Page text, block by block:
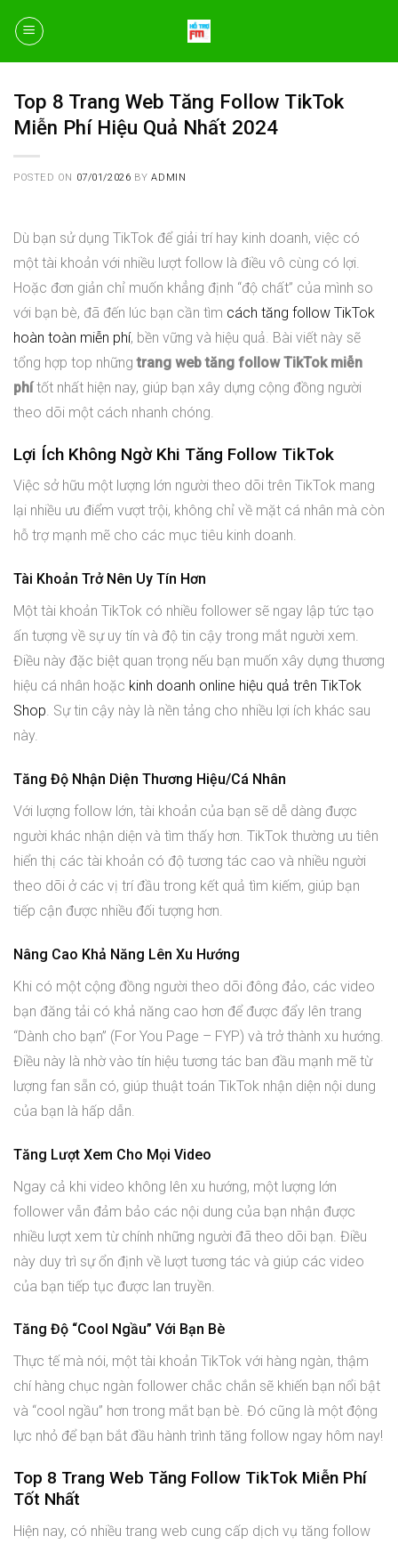
content
Top 8 Trang Web Tăng Follow TikTok
Miễn Phí Hiệu Quả Nhất 2024
POSTED ON 07/01/2026 BYADMIN
Dù bạn sử dụng TikTok để giải trí hay kinh doanh, việc có
một tài khoản với nhiều lượt follow là điều vô cùng có lợi.
Hoặc đơn giản chỉ muốn khẳng định “độ chất” của mình so
với bạn bè, đã đến lúc bạn cần tìm cách tăng follow TikTok
hoàn toàn miễn phí, bền vững và hiệu quả. Bài viết này sẽ
tổng hợp top nhữngtrang web tăng follow TikTok miễn
phítốt nhất hiện nay, giúp bạn xây dựng cộng đồng người
theo dõi một cách nhanh chóng.
Lợi Ích Không Ngờ Khi Tăng Follow TikTok
Việc sở hữu một lượng lớn người theo dõi trên TikTok mang
lại nhiều ưu điểm vượt trội, không chỉ về mặt cá nhân mà còn
hỗ trợ mạnh mẽ cho các mục tiêu kinh doanh.
Tài Khoản Trở Nên Uy Tín Hơn
Một tài khoản TikTok có nhiều follower sẽ ngay lập tức tạo
ấn tượng về sự uy tín và độ tin cậy trong mắt người xem.
Điều này đặc biệt quan trọng nếu bạn muốn xây dựng thương
hiệu cá nhân hoặc kinh doanh online hiệu quả trên TikTok
Shop. Sự tin cậy này là nền tảng cho nhiều lợi ích khác sau
này.
Tăng Độ Nhận Diện Thương Hiệu/Cá Nhân
Với lượng follow lớn, tài khoản của bạn sẽ dễ dàng được
người khác nhận diện và tìm thấy hơn. TikTok thường ưu tiên
hiển thị các tài khoản có độ tương tác cao và nhiều người
theo dõi ở các vị trí đầu trong kết quả tìm kiếm, giúp bạn
tiếp cận được nhiều đối tượng hơn.
Nâng Cao Khả Năng Lên Xu Hướng
Khi có một cộng đồng người theo dõi đông đảo, các video
bạn đăng tải có khả năng cao hơn để được đẩy lên trang
“Dành cho bạn” (For You Page – FYP) và trở thành xu hướng.
Điều này là nhờ vào tín hiệu tương tác ban đầu mạnh mẽ từ
lượng fan sẵn có, giúp thuật toán TikTok nhận diện nội dung
của bạn là hấp dẫn.
Tăng Lượt Xem Cho Mọi Video
Ngay cả khi video không lên xu hướng, một lượng lớn
follower vẫn đảm bảo các nội dung của bạn nhận được
nhiều lượt xem từ chính những người đã theo dõi bạn. Điều
này duy trì sự ổn định về lượt tương tác và giúp các video
của bạn tiếp tục được lan truyền.
Tăng Độ “Cool Ngầu” Với Bạn Bè
Thực tế mà nói, một tài khoản TikTok với hàng ngàn, thậm
chí hàng chục ngàn follower chắc chắn sẽ khiến bạn nổi bật
và “cool ngầu” hơn trong mắt bạn bè. Đó cũng là một động
lực nhỏ để bạn bắt đầu hành trình tăng follow ngay hôm nay!
Top 8 Trang Web Tăng Follow TikTok Miễn Phí
Tốt Nhất
Hiện nay, có nhiều trang web cung cấp dịch vụ tăng follow